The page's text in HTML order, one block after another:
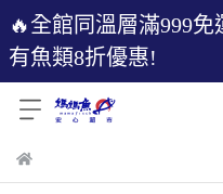
🔥全館同溫層滿999免
有魚類8折優惠!